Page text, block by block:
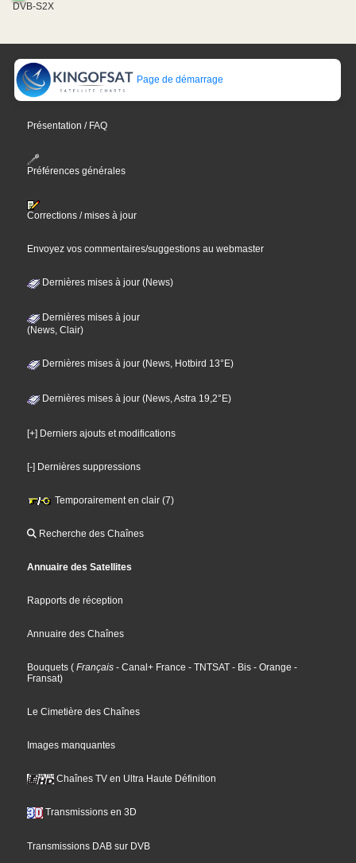
DVB-S2X
Page de démarrage
Présentation / FAQ
Préférences générales
Corrections / mises à jour
Envoyez vos commentaires/suggestions au webmaster
Dernières mises à jour (News)
Dernières mises à jour
(News, Clair)
Dernières mises à jour (News, Hotbird 13°E)
Dernières mises à jour (News, Astra 19,2°E)
[+] Derniers ajouts et modifications
[-] Dernières suppressions
Temporairement en clair (7)
Recherche des Chaînes
Annuaire des Satellites
Rapports de réception
Annuaire des Chaînes
Bouquets ( Français - Canal+ France - TNTSAT - Bis - Orange -
Fransat)
Le Cimetière des Chaînes
Images manquantes
Chaînes TV en Ultra Haute Définition
Transmissions en 3D
Transmissions DAB sur DVB